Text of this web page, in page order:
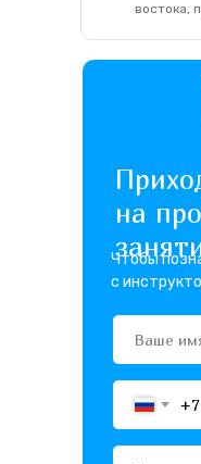
востока,
на
Чтобы
с
+7